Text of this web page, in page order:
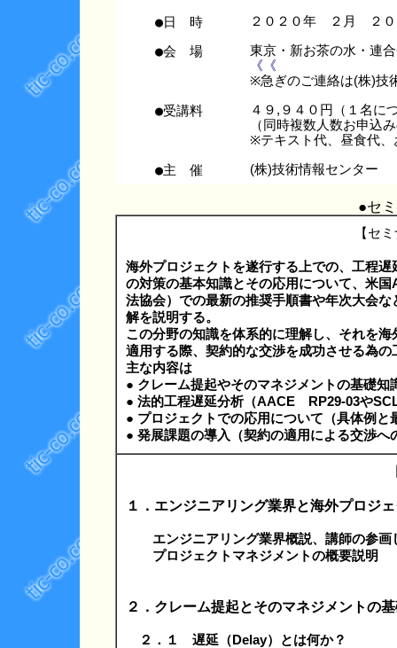
●日 時 ２０２０年 ２月 ２０
●会 場
東京・新お茶の水・
《《
※急ぎのご連絡は(株)技
●受講料
４９,９４０円（１名に
（同時複数人数お申込
※テキスト代、昼食代
●主 催 (株)技術情報センター
●セ
【セ
海外プロジェクトを遂行する上での、工程
の対策の基本知識とその応用について、米
法協会）での最新の推奨手順書や年次大会
解を説明する。
この分野の知識を体系的に理解し、それを
適用する際、契約的な交渉を成功させる為
主な内容は
● クレーム提起やそのマネジメントの基礎知
● 法的工程遅延分析（AACE RP29-03や
● プロジェクトでの応用について（具体例と
● 発展課題の導入（契約の適用による交渉へ
１．エンジニアリング業界と海外プロジ
エンジニアリング業界概説、講師の参
プロジェクトマネジメントの概要説明
２．クレーム提起とそのマネジメントの
２．１ 遅延（Delay）とは何か？